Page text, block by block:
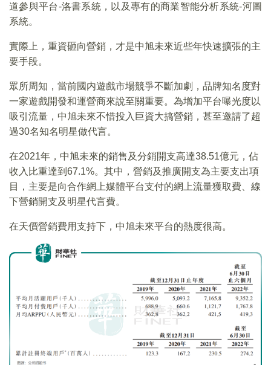
道參與平台-洛書系統，以及專有的商業智能分析系統-河圖
系統。
實際上，重資砸向營銷，才是中旭未來近些年快速擴張的主
要手段。
眾所周知，當前國内遊戲市場競爭不斷加劇，品牌知名度對
一家遊戲開發和運營商來說至關重要。為增加平台曝光度以
吸引流量，中旭未來不惜投入巨資大搞營銷，甚至邀請了超
過30名知名明星做代言。
在2021年，中旭未來的銷售及分銷開支高達38.51億元，佔
收入比重達到67.1%。其中，營銷及推廣開支為主要支出項
目，主要是向合作網上媒體平台支付的網上流量獲取費、線
下營銷開支及明星代言費。
在天價營銷費用支持下，中旭未來平台的熱度很高。